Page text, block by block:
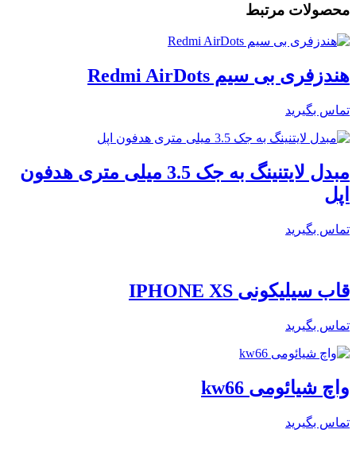
محصولات مرتبط
هندزفری بی سیم Redmi AirDots
تماس بگیرید
مبدل لایتنینگ به جک 3.5 میلی متری هدفون
اپل
تماس بگیرید
قاب سیلیکونی IPHONE XS
تماس بگیرید
واچ شیائومی kw66
تماس بگیرید